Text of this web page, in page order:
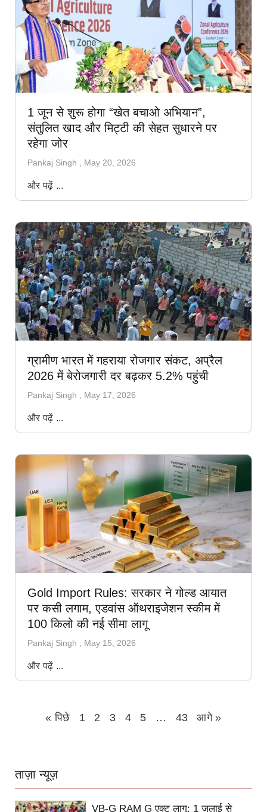
1 जून से शुरू होगा “खेत बचाओ अभियान”,
संतुलित खाद और मिट्टी की सेहत सुधारने पर
रहेगा जोर
Pankaj Singh May 20, 2026
और पढ़ें ...
ग्रामीण भारत में गहराया रोजगार संकट, अप्रैल
2026 में बेरोजगारी दर बढ़कर 5.2% पहुंची
Pankaj Singh May 17, 2026
और पढ़ें ...
Gold Import Rules: सरकार ने गोल्ड आयात
पर कसी लगाम, एडवांस ऑथराइजेशन स्कीम में
100 किलो की नई सीमा लागू
Pankaj Singh May 15, 2026
और पढ़ें ...
« पिछे 1 2 3 4 5 … 43 आगे »
ताज़ा न्यूज़
VB-G RAM G एक्ट लागू: 1 जुलाई से